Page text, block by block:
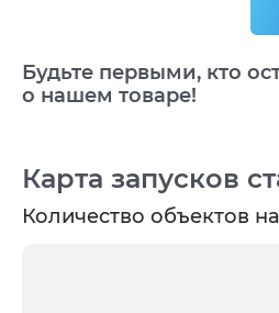
Карта запусков
Количество объектов
Будьте первыми, кто
о нашем товаре!